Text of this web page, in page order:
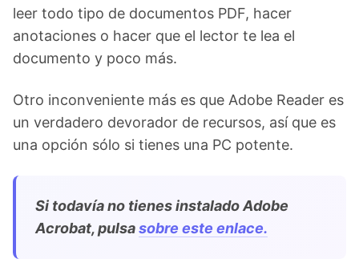
leer todo tipo de documentos PDF, hacer
anotaciones o hacer que el lector te lea el
documento y poco más.
Otro inconveniente más es que Adobe Reader es
un verdadero devorador de recursos, así que es
una opción sólo si tienes una PC potente.
Si todavía no tienes instalado Adobe
Acrobat, pulsasobre este enlace.